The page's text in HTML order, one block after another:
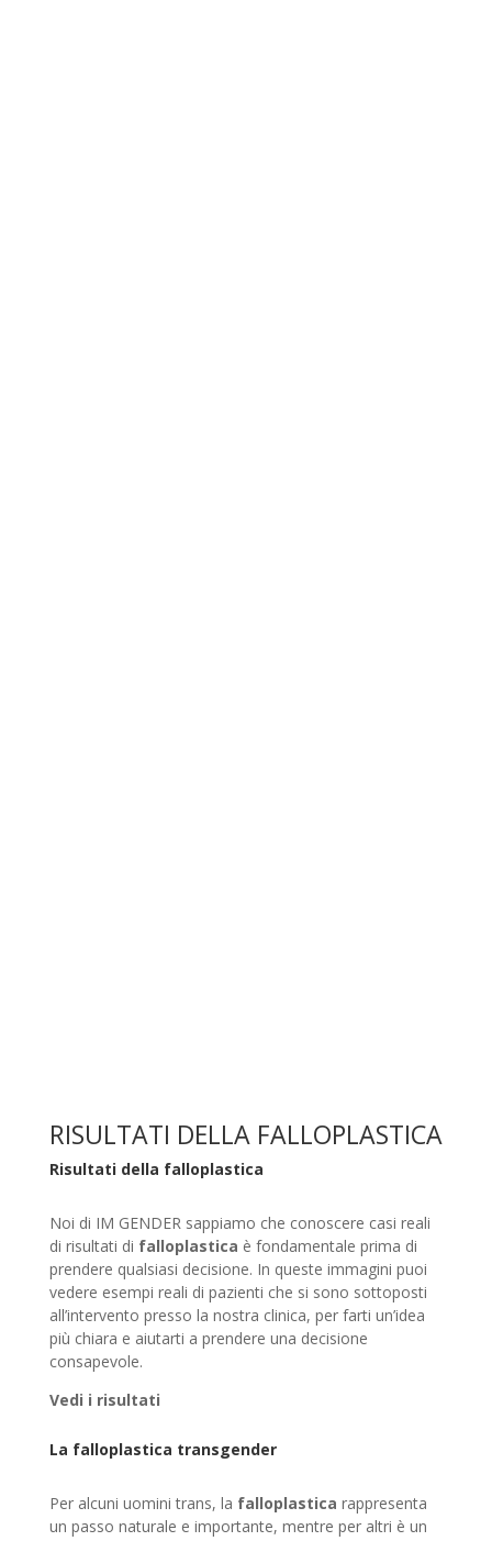
RISULTATI DELLA FALLOPLASTICA
Risultati della falloplastica
Noi di IM GENDER sappiamo che conoscere casi reali
di risultati di falloplastica è fondamentale prima di
prendere qualsiasi decisione. In queste immagini puoi
vedere esempi reali di pazienti che si sono sottoposti
all’intervento presso la nostra clinica, per farti un’idea
più chiara e aiutarti a prendere una decisione
consapevole.
Vedi i risultati
La falloplastica transgender
Per alcuni uomini trans, la falloplastica rappresenta
un passo naturale e importante, mentre per altri è un